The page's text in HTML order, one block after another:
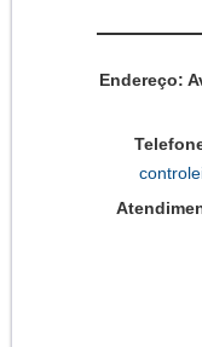
Endereço: